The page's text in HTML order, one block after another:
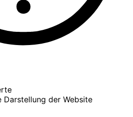
Darstellung der Website